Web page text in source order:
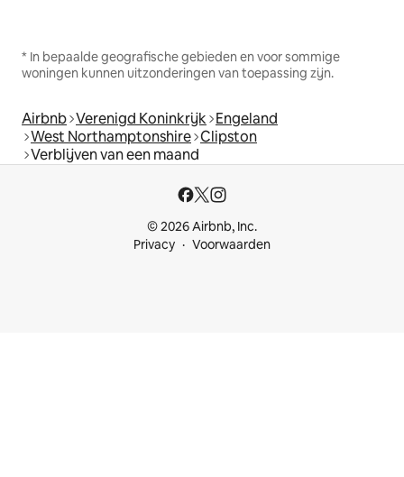
* In bepaalde geografische gebieden en voor sommige
woningen kunnen uitzonderingen van toepassing zijn.
Airbnb Verenigd Koninkrijk Engeland
West Northamptonshire Clipston
Verblijven van een maand
© 2026 Airbnb, Inc.
Privacy
Voorwaarden